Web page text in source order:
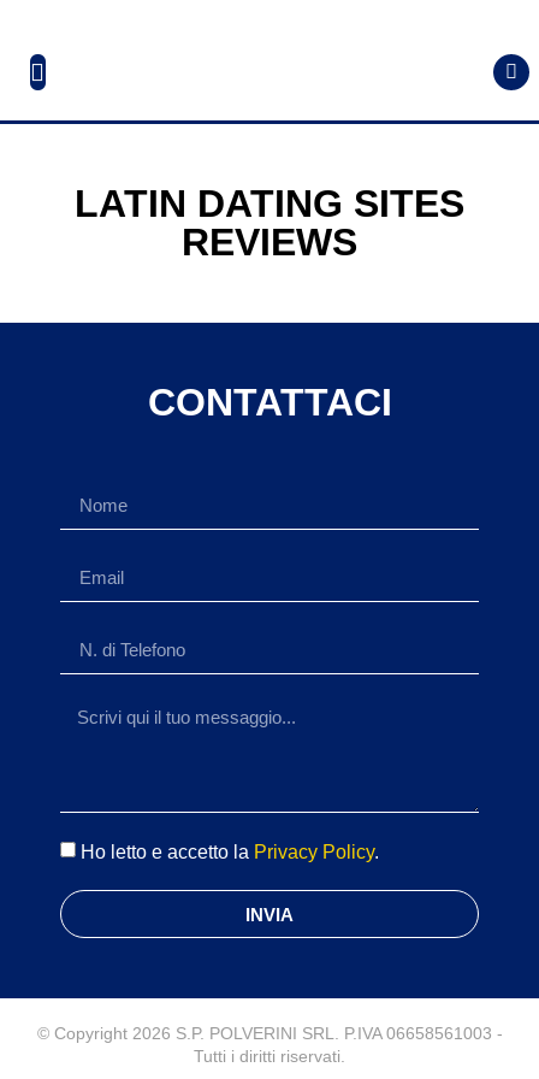
LATIN DATING SITES
REVIEWS
CONTATTACI
Ho letto e accetto la Privacy Policy.
INVIA
© Copyright 2026 S.P. POLVERINI SRL. P.IVA 06658561003 -
Tutti i diritti riservati.